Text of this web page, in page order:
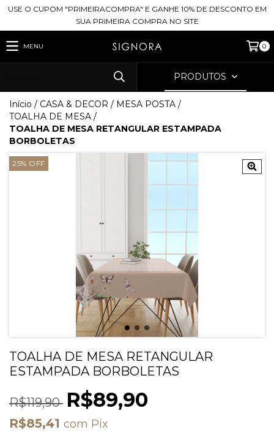
USE O CUPOM "PRIMEIRACOMPRA" E GANHE 10% DE DESCONTO EM
SUA PRIMEIRA COMPRA NO SITE
MENU 0
PRODUTOS
Início / CASA & DECOR / MESA POSTA /
TOALHA DE MESA /
TOALHA DE MESA RETANGULAR ESTAMPADA
BORBOLETAS
25% OFF
TOALHA DE MESA RETANGULAR
ESTAMPADA BORBOLETAS
R$119,90 R$89,90
R$85,41 com Pix